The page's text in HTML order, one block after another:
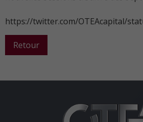
https://twitter.com/OTEAcapital/
Retour